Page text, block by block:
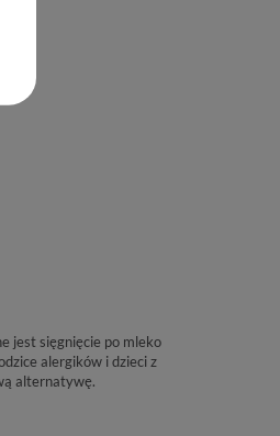
jest sięgnięcie po mleko
alergików i dzieci z
alternatywę.